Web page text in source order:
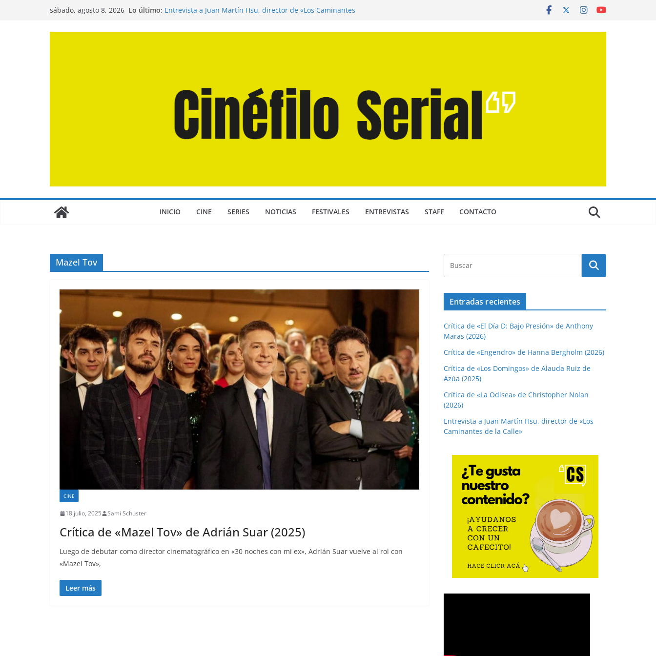
sábado, agosto 8, 2026 Lo último: Entrevista a Juan Martín Hsu, director de «Los Caminantes
INICIO CINE SERIES NOTICIAS FESTIVALES ENTREVISTAS STAFF CONTACTO
Mazel Tov
CINE
18 julio, 2025 Sami Schuster
Crítica de «Mazel Tov» de Adrián Suar (2025)
Luego de debutar como director cinematográfico en «30 noches con mi ex», Adrián Suar vuelve al rol con
«Mazel Tov»,
Leer más
Entradas recientes
Crítica de «El Día D: Bajo Presión» de Anthony
Maras (2026)
Crítica de «Engendro» de Hanna Bergholm (2026)
Crítica de «Los Domingos» de Alauda Ruiz de
Azúa (2025)
Crítica de «La Odisea» de Christopher Nolan
(2026)
Entrevista a Juan Martín Hsu, director de «Los
Caminantes de la Calle»